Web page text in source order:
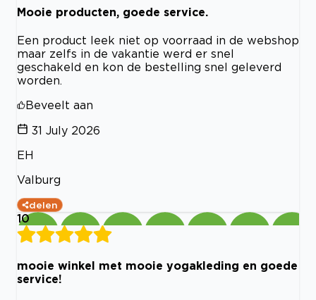
Mooie producten, goede service.
Een product leek niet op voorraad in de webshop
maar zelfs in de vakantie werd er snel
geschakeld en kon de bestelling snel geleverd
worden.
Beveelt aan
31 July 2026
EH
Valburg
delen
10
mooie winkel met mooie yogakleding en goede
service!